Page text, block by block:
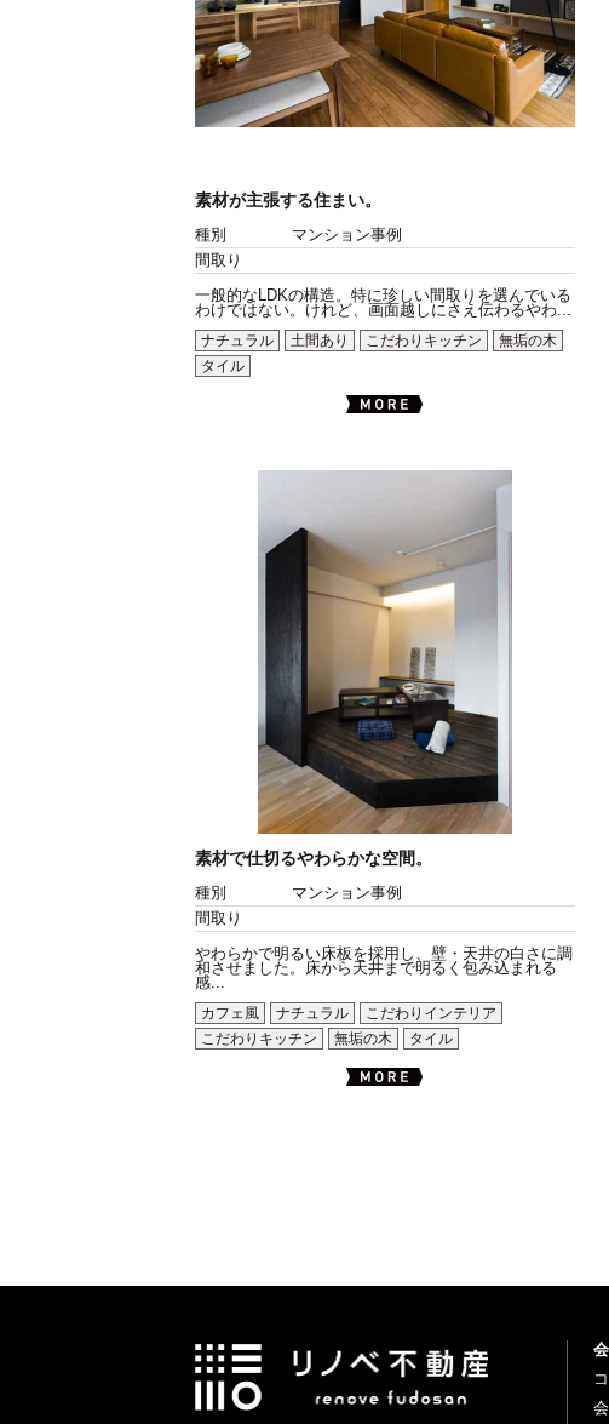
素材が主張する住まい。
種別
マンション事例
間取り
一般的なLDKの構造。特に珍しい間取りを選んでいる
わけではない。けれど、画面越しにさえ伝わるやわ...
ナチュラル
土間あり こだわりキッチン
無垢の木
タイル
素材で仕切るやわらかな空間。
種別
マンション事例
間取り
やわらかで明るい床板を採用し、壁・天井の白さに調
和させました。床から天井まで明るく包み込まれる
感...
カフェ風
ナチュラル
こだわりインテリア
こだわりキッチン
無垢の木 タイル